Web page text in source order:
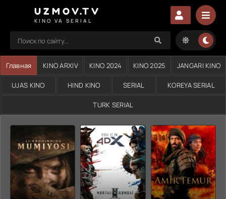
UZMOV.TV
KINO VA SERIAL
Главная KINO ARXIV KINO 2024 KINO 2025 JANGARI KINO
UJAS KINO HIND KINO SERIAL KOREYA SERIAL
TURK SERIAL